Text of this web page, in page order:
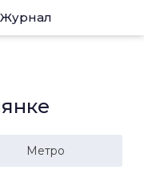
Журнал
Метро